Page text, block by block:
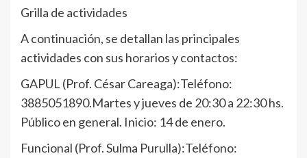
Grilla de actividades
A continuación, se detallan las principales
actividades con sus horarios y contactos:
GAPUL (Prof. César Careaga):Teléfono:
3885051890.Martes y jueves de 20:30 a 22:30 hs.
Público en general. Inicio: 14 de enero.
Funcional (Prof. Sulma Purulla):Teléfono: